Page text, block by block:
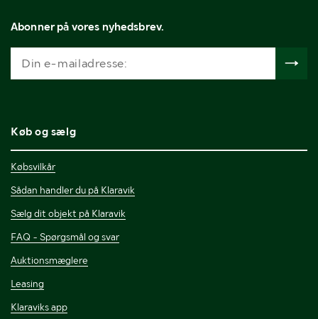
Abonner på vores nyhedsbrev.
Køb og sælg
Købsvilkår
Sådan handler du på Klaravik
Sælg dit objekt på Klaravik
FAQ - Spørgsmål og svar
Auktionsmæglere
Leasing
Klaraviks app